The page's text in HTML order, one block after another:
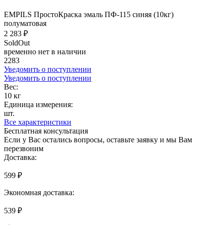
EMPILS ПростоКраска эмаль ПФ-115 синяя (10кг)
полуматовая
2 283 ₽
SoldOut
временно нет в наличии
2283
Уведомить о поступлении
Уведомить о поступлении
Вес:
10 кг
Единица измерения:
шт.
Все характеристики
Бесплатная консультация
Если у Вас остались вопросы, оставьте заявку и мы Вам
перезвоним
Доставка:
599 ₽
Экономная доставка:
539 ₽